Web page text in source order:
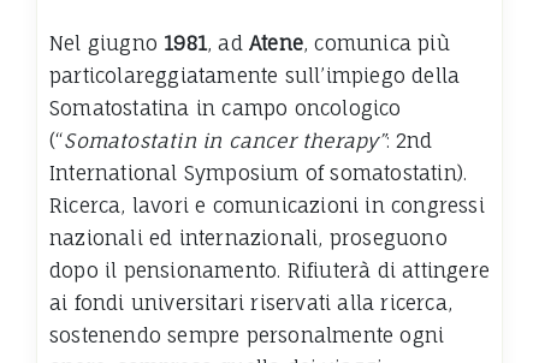
Nel giugno 1981, adAtene, comunica più
particolareggiatamente sull’impiego della
Somatostatina in campo oncologico
(“Somatostatin in cancer therapy”: 2nd
International Symposium of somatostatin).
Ricerca, lavori e comunicazioni in congressi
nazionali ed internazionali, proseguono
dopo il pensionamento. Rifiuterà di attingere
ai fondi universitari riservati alla ricerca,
sostenendo sempre personalmente ogni